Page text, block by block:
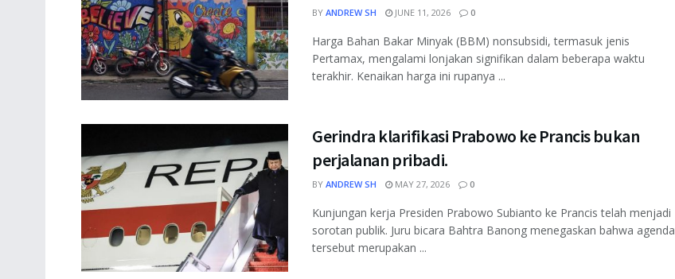
BY ANDREW SH JUNE 11, 2026 0
Harga Bahan Bakar Minyak (BBM) nonsubsidi, termasuk jenis
Pertamax, mengalami lonjakan signifikan dalam beberapa waktu
terakhir. Kenaikan harga ini rupanya ...
Gerindra klarifikasi Prabowo ke Prancis bukan
perjalanan pribadi.
BY ANDREW SH MAY 27, 2026 0
Kunjungan kerja Presiden Prabowo Subianto ke Prancis telah menjadi
sorotan publik. Juru bicara Bahtra Banong menegaskan bahwa agenda
tersebut merupakan ...